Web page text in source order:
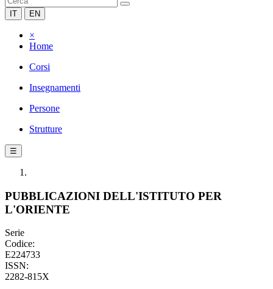
IT EN
×
Home
Corsi
Insegnamenti
Persone
Strutture
☰
PUBBLICAZIONI DELL'ISTITUTO PER
L'ORIENTE
Serie
Codice:
E224733
ISSN:
2282-815X